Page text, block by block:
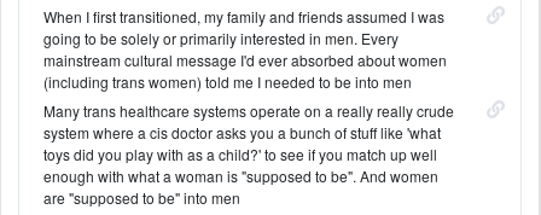
When I first transitioned, my family and friends assumed I was
going to be solely or primarily interested in men. Every
mainstream cultural message I'd ever absorbed about women
(including trans women) told me I needed to be into men
Many trans healthcare systems operate on a really really crude
system where a cis doctor asks you a bunch of stuff like 'what
toys did you play with as a child?' to see if you match up well
enough with what a woman is "supposed to be". And women
are "supposed to be" into men